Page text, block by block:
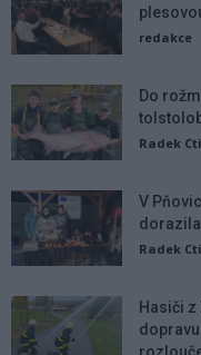
redakce
Do
Radek
V
dorazila
Radek
Hasiči